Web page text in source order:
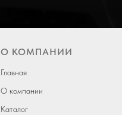
О КОМПАНИИ
Главная
О компании
Каталог